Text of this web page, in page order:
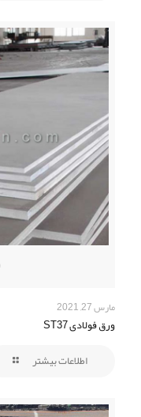
مارس 27, 2021
ورق فولادی ST37
اطلاعات بیشتر